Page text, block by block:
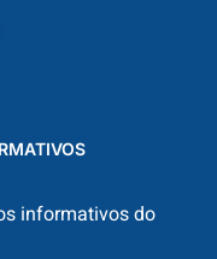
informativos do